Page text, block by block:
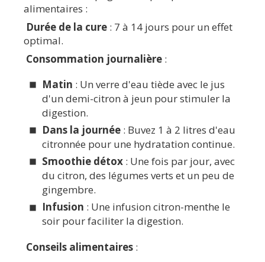
alimentaires :
Durée de la cure : 7 à 14 jours pour un effet
optimal.
Consommation journalière :
Matin : Un verre d'eau tiède avec le jus
d'un demi-citron à jeun pour stimuler la
digestion.
Dans la journée: Buvez 1 à 2 litres d'eau
citronnée pour une hydratation continue.
Smoothie détox: Une fois par jour, avec
du citron, des légumes verts et un peu de
gingembre.
Infusion : Une infusion citron-menthe le
soir pour faciliter la digestion.
Conseils alimentaires :